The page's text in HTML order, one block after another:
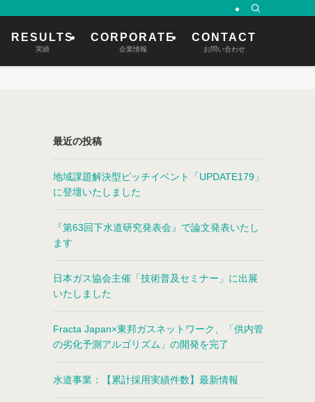
RESULTS
実績
CORPORATE
企業情報
CONTACT
お問い合わせ
最近の投稿
地域課題解決型ピッチイベント「UPDATE179」
に登壇いたしました
『第63回下水道研究発表会』で論文発表いたし
ます
日本ガス協会主催「技術普及セミナー」に出展
いたしました
Fracta Japan×東邦ガスネットワーク、「供内管
の劣化予測アルゴリズム」の開発を完了
水道事業：【累計採用実績件数】最新情報